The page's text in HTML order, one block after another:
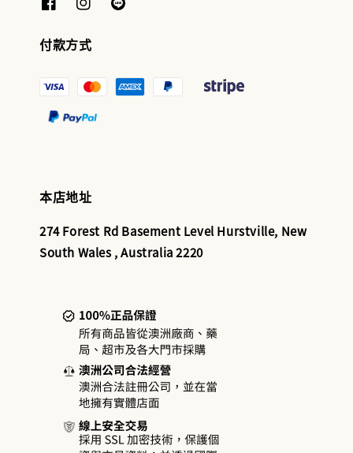
付款方式
本店地址
274 Forest Rd Basement Level Hurstville, New
South Wales , Australia 2220